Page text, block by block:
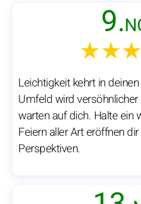
9.
Leichtigkeit kehrt in
Umfeld wird
warten auf dich. Halte ein
Feiern aller Art eröffnen
Perspektiven.